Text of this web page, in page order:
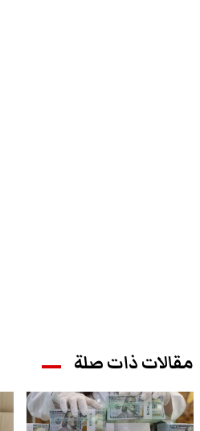
مقالات ذات صلة